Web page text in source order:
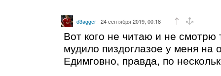
d3agger 24 сентября 2019, 00:18
Вот кого не читаю и не смотрю
мудило пиздоглазое у меня на
Едимговно, правда, по